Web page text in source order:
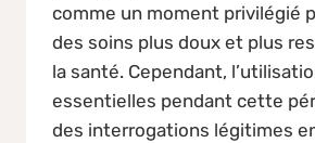
comme un moment privilégié
des soins plus doux et plus
la santé. Cependant,
essentielles pendant cette
des interrogations légitimes